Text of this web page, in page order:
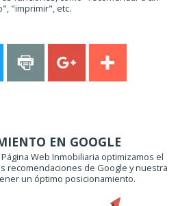
"imprimir", etc.
EN GOOGLE
Web Inmobiliaria optimizamos el
recomendaciones de Google y nuestra
un óptimo posicionamiento.